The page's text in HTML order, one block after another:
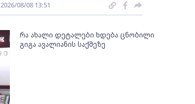
2026/08/08 13:51
რა ახალი დეტალები ხდება ცნობილი
გიგა ავალიანის საქმეზე